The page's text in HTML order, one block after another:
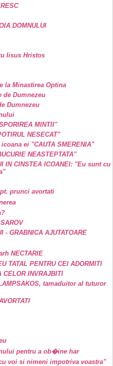
DOMNULUI
Iisus Hristos
la Minastirea Optina
de Dumnezeu
Dumnezeu
MINTII"
NESECAT"
ei "CAUTA SMERENIA"
NEASTEPTATA"
IN CINSTEA ICOANEI: "Eu sunt cu
prunci avortati
- GRABNICA AJUTATOARE
NECTARIE
TATAL PENTRU CEI ADORMITI
CELOR INVRAJBITI
tamaduitor al tuturor
pentru a ob�ine har
voi si nimeni impotriva voastra"